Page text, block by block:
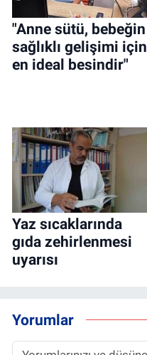
"Anne sütü, bebeğin
sağlıklı gelişimi için
en ideal besindir"
Yaz sıcaklarında
gıda zehirlenmesi
uyarısı
Yorumlar